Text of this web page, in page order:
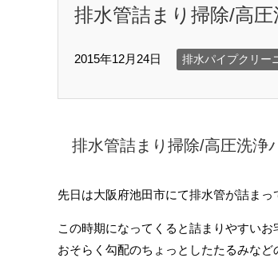
排水管詰まり掃除/高
2015年12月24日 排水パイプクリー
排水管詰まり掃除/高圧洗浄
先日は大阪府池田市にて排水管が詰まっ
この時期になってくると詰まりやすいお
おそらく勾配のちょっとしたたるみな